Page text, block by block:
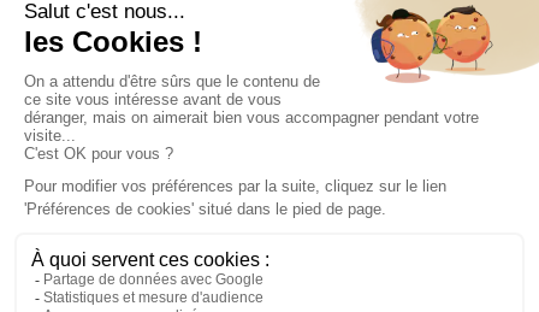
Politique de Confidentialité